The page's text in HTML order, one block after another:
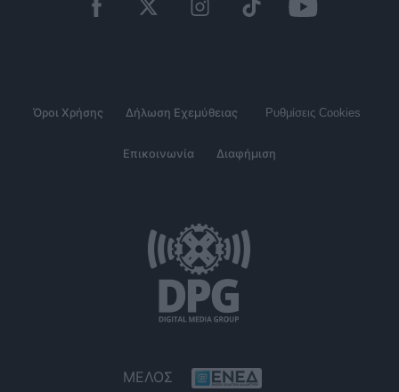
Όροι Χρήσης Δήλωση Εχεμύθειας Ρυθμίσεις Cookies
Επικοινωνία Διαφήμιση
ΜΕΛΟΣ